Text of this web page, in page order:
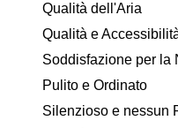
Qualità dell'Aria
Qualità e
Soddisfazione per la
Pulito e Ordinato
Silenzioso e nessun